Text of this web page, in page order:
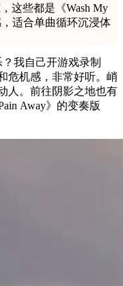
这些都是《Wash My
适合单曲循环沉浸体
我自己开游戏录制
危机感，非常好听。峭
人。前往阴影之地也有
Away》的变奏版